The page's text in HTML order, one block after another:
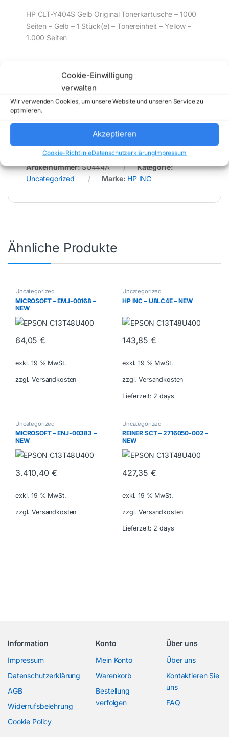
Cookie-Einwilligung
verwalten
Wir verwenden Cookies, um unsere Website und unseren Service zu
optimieren.
Akzeptieren
Cookie-RichtlinieDatenschutzerklärungImpressum
HP CLT-Y404S Gelb Original Tonerkartusche – 1000
Seiten – Gelb – 1 Stück(e) – Tonereinheit – Yellow –
1.000 Seiten
* Für Fehler im Datenblatt übernimmt (buy-net.de)
Comstex GmbH & Co. KG keine Haftung (
202608062000 )
Artikelnummer:SU444A
Kategorie:
Uncategorized
Marke: HP INC
Ähnliche Produkte
Uncategorized
MICROSOFT – EMJ-00168 –
NEW
64,05€
exkl. 19 % MwSt.
zzgl. Versandkosten
Uncategorized
HP INC – U8LC4E – NEW
143,85€
exkl. 19 % MwSt.
zzgl. Versandkosten
Lieferzeit: 2 days
Uncategorized
MICROSOFT – ENJ-00383 –
NEW
3.410,40 €
exkl. 19 % MwSt.
zzgl. Versandkosten
Uncategorized
REINER SCT – 2716050-002 –
NEW
427,35€
exkl. 19 % MwSt.
zzgl. Versandkosten
Lieferzeit: 2 days
Information
Impressum
Datenschutzerklärung
AGB
Widerrufsbelehrung
Cookie Policy
Konto
Mein Konto
Warenkorb
Bestellung
verfolgen
Über uns
Über uns
Kontaktieren Sie
uns
FAQ